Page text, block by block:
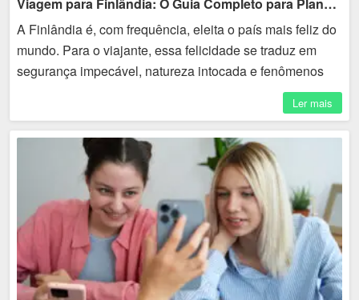
A Finlândia é, com frequência, eleita o país mais feliz do
mundo. Para o viajante, essa felicidade se traduz em
segurança impecável, natureza intocada e fenômenos
Ler mais